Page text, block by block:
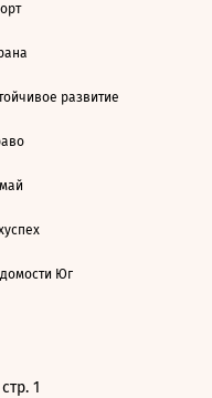
развитие
Юг
1